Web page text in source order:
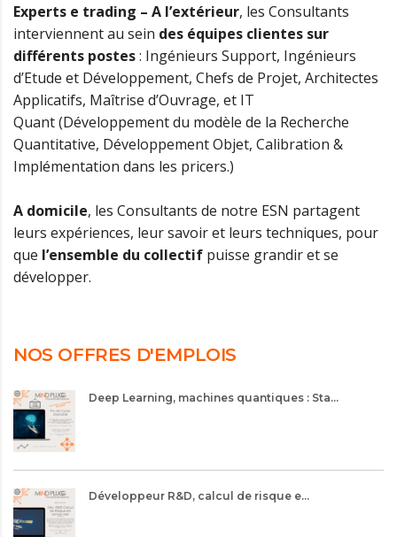
Experts e trading – A l’extérieur, les Consultants
interviennent au sein des équipes clientes sur
différents postes: Ingénieurs Support, Ingénieurs
d’Etude et Développement, Chefs de Projet, Architectes
Applicatifs, Maîtrise d’Ouvrage, et IT
Quant (Développement du modèle de la Recherche
Quantitative, Développement Objet, Calibration &
Implémentation dans les pricers.)
A domicile, les Consultants de notre ESN partagent
leurs expériences, leur savoir et leurs techniques, pour
que l’ensemble du collectif puisse grandir et se
développer.
NOS OFFRES D'EMPLOIS
Deep Learning, machines quantiques : Sta...
Développeur R&D, calcul de risque e...